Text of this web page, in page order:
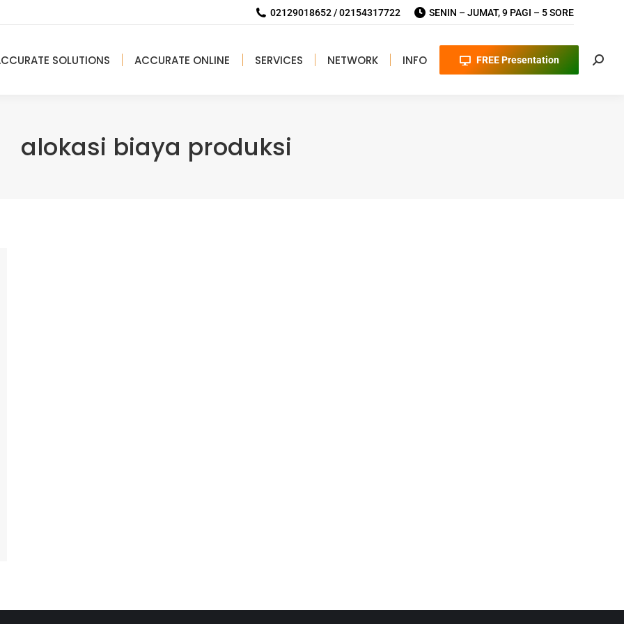
02129018652 / 02154317722 SENIN – JUMAT, 9 PAGI – 5 SORE
SOLUTIONS ACCURATE ONLINE SERVICES NETWORK INFO FREE Presentation
alokasi biaya produksi